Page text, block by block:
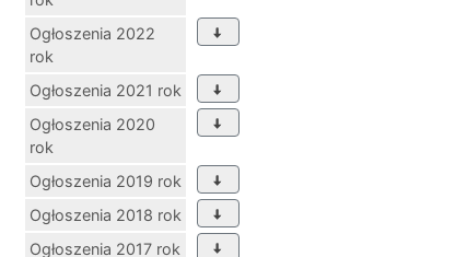
Ogłoszenia 2022
rok
Ogłoszenia 2021 rok
Ogłoszenia 2020
rok
Ogłoszenia 2019 rok
Ogłoszenia 2018 rok
Ogłoszenia 2017 rok